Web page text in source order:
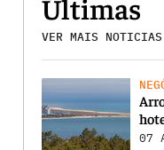
Últimas
VER MAIS NOTICIAS
07